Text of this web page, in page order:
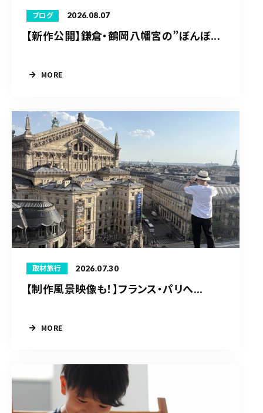
ブログ 2026.08.07
【新作公開】鎌倉・鶴岡八幡宮の”ぼんぼ...
MORE
取材旅行 2026.07.30
【制作風景映像も！】フランス・パリへ...
MORE